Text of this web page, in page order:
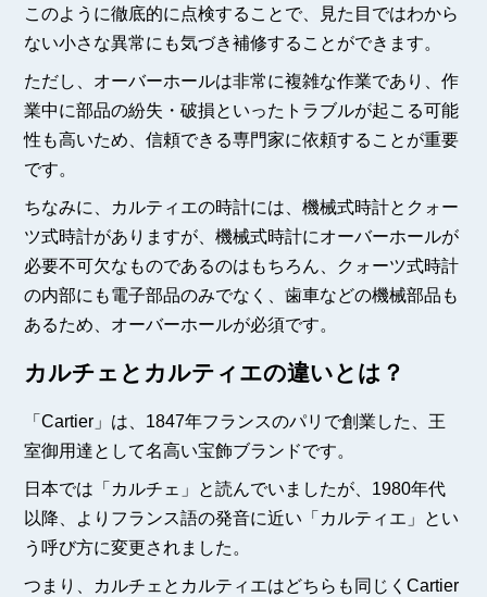
このように徹底的に点検することで、見た目ではわから
ない小さな異常にも気づき補修することができます。
ただし、オーバーホールは非常に複雑な作業であり、作
業中に部品の紛失・破損といったトラブルが起こる可能
性も高いため、信頼できる専門家に依頼することが重要
です。
ちなみに、カルティエの時計には、機械式時計とクォー
ツ式時計がありますが、機械式時計にオーバーホールが
必要不可欠なものであるのはもちろん、クォーツ式時計
の内部にも電子部品のみでなく、歯車などの機械部品も
あるため、オーバーホールが必須です。
カルチェとカルティエの違いとは？
「Cartier」は、1847年フランスのパリで創業した、王
室御用達として名高い宝飾ブランドです。
日本では「カルチェ」と読んでいましたが、1980年代
以降、よりフランス語の発音に近い「カルティエ」とい
う呼び方に変更されました。
つまり、カルチェとカルティエはどちらも同じくCartier